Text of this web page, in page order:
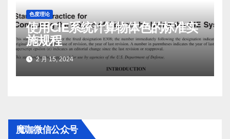
色度理论
使用CIE系统计算物体色的标准实
施规程
2 月 15, 2024
魔咖微信公众号